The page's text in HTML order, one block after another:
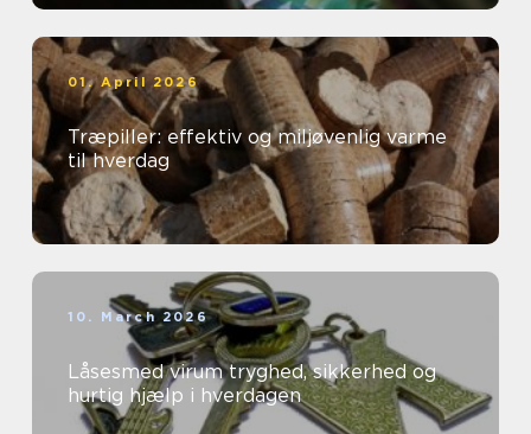
01. April 2026
Træpiller: effektiv og miljøvenlig varme
til hverdag
10. March 2026
Låsesmed virum tryghed, sikkerhed og
hurtig hjælp i hverdagen